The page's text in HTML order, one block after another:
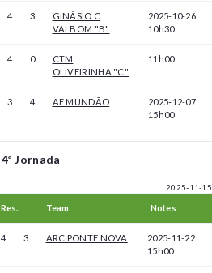
4 3
GINÁSIO C
VALBOM "B"
2025-10-26
10h30
4 0
CTM
OLIVEIRINHA "C"
11h00
3 4 AE MUNDÃO
2025-12-07
15h00
4ª Jornada
2025-11-15
Res. Team Notes
4 3 ARC PONTE NOVA
2025-11-22
15h00